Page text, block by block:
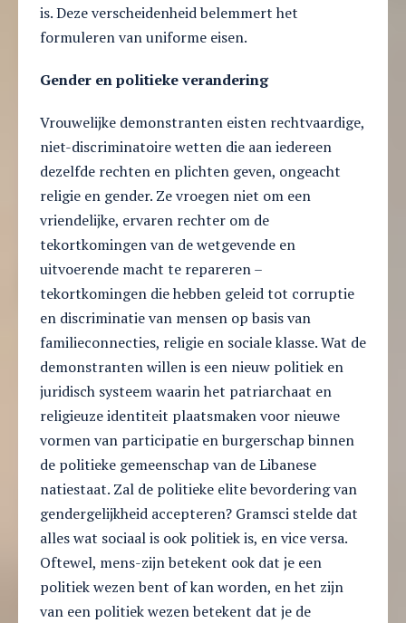
is. Deze verscheidenheid belemmert het
formuleren van uniforme eisen.
Gender en politieke verandering
Vrouwelijke demonstranten eisten rechtvaardige,
niet-discriminatoire wetten die aan iedereen
dezelfde rechten en plichten geven, ongeacht
religie en gender. Ze vroegen niet om een
vriendelijke, ervaren rechter om de
tekortkomingen van de wetgevende en
uitvoerende macht te repareren –
tekortkomingen die hebben geleid tot corruptie
en discriminatie van mensen op basis van
familieconnecties, religie en sociale klasse. Wat de
demonstranten willen is een nieuw politiek en
juridisch systeem waarin het patriarchaat en
religieuze identiteit plaatsmaken voor nieuwe
vormen van participatie en burgerschap binnen
de politieke gemeenschap van de Libanese
natiestaat. Zal de politieke elite bevordering van
gendergelijkheid accepteren? Gramsci stelde dat
alles wat sociaal is ook politiek is, en vice versa.
Oftewel, mens-zijn betekent ook dat je een
politiek wezen bent of kan worden, en het zijn
van een politiek wezen betekent dat je de